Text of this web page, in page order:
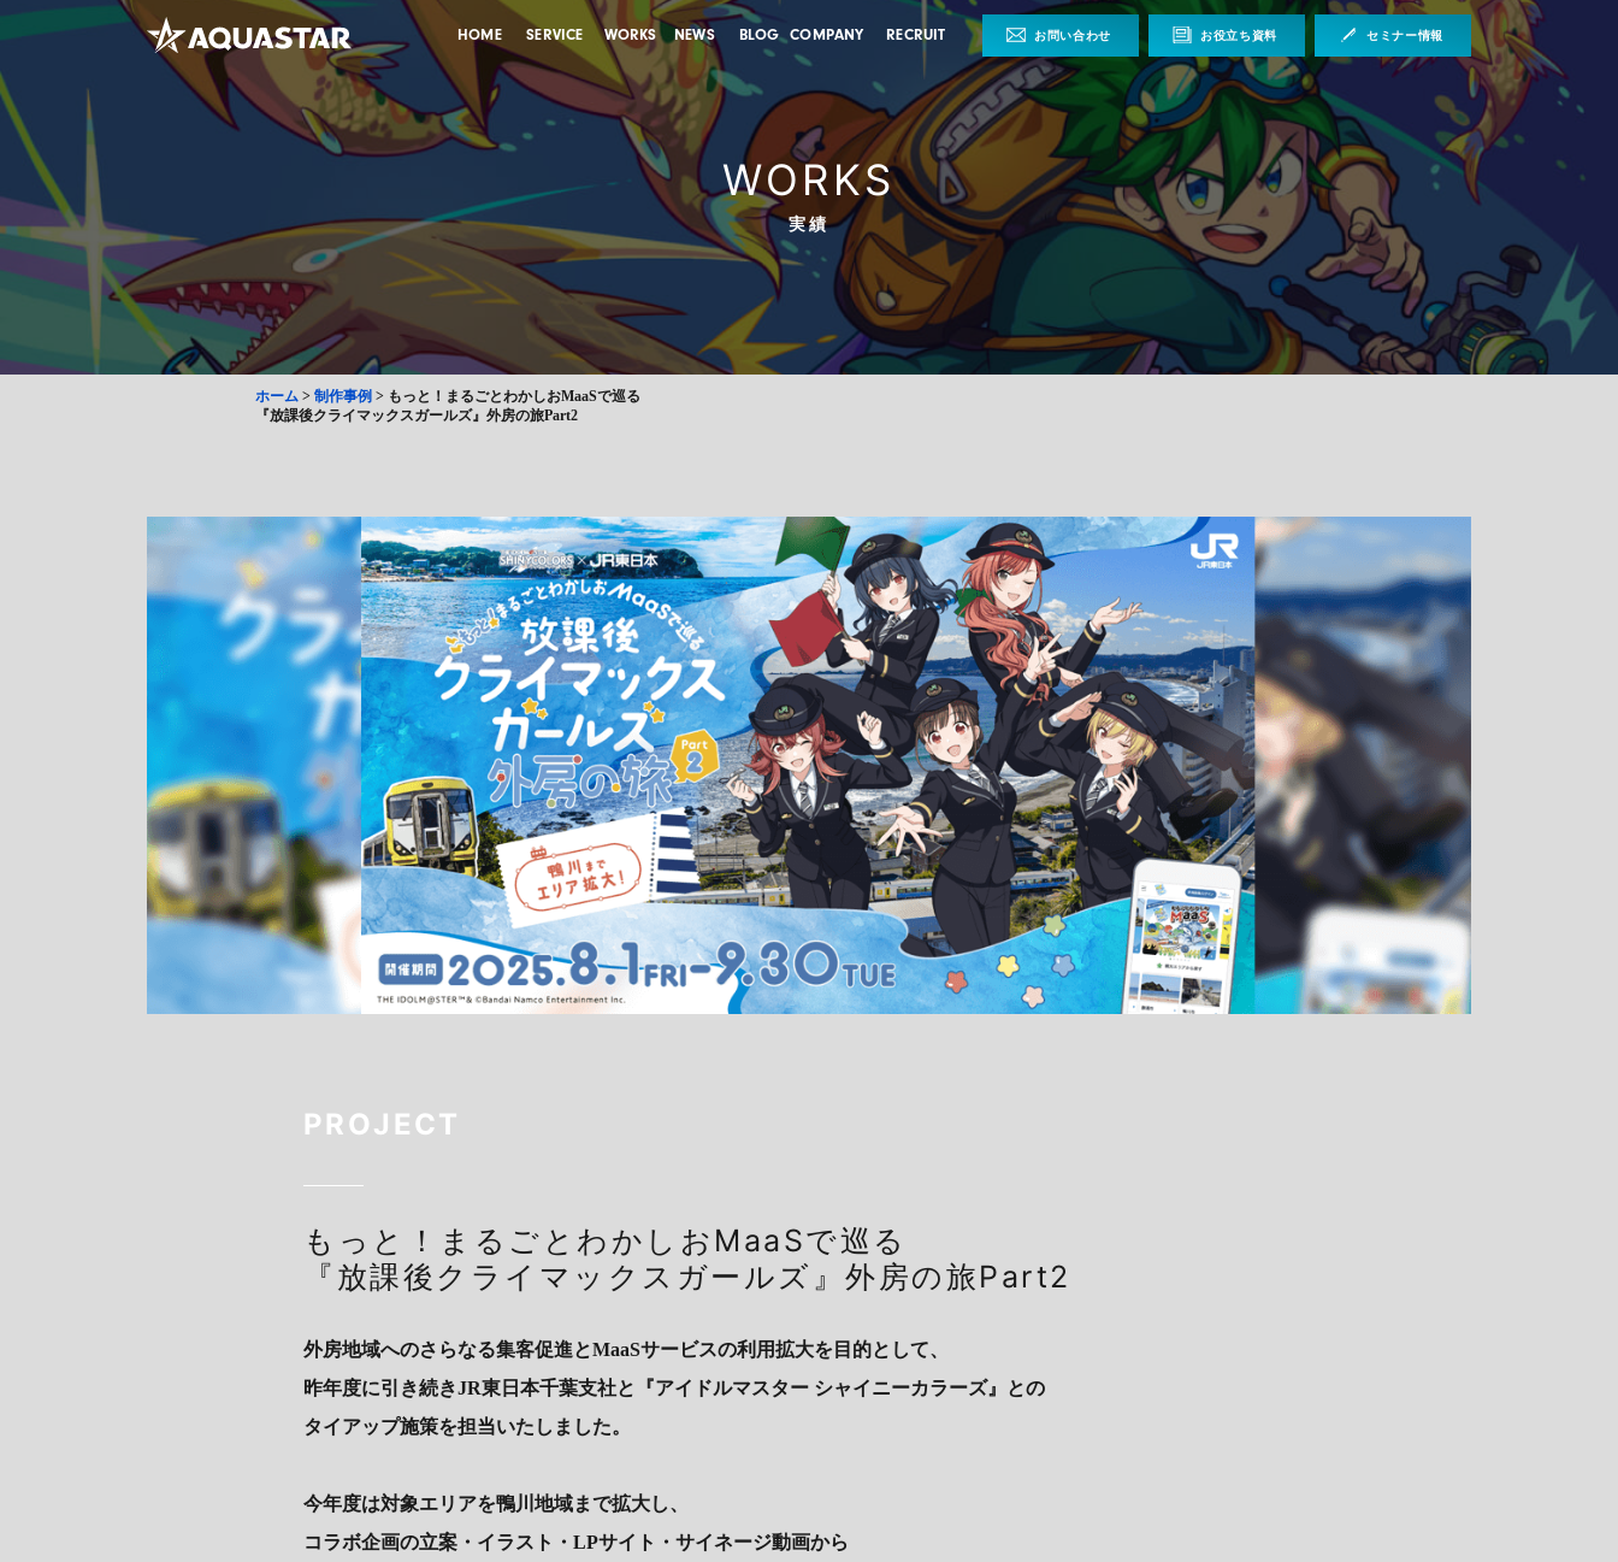
HOME SERVICE WORKS NEWS BLOG COMPANY RECRUIT お問い合わせ お役立ち資料 セミナー情報
WORKS
実績
ホーム > 制作事例 > もっと！まるごとわかしおMaaSで巡る
『放課後クライマックスガールズ』外房の旅Part2
PROJECT
もっと！まるごとわかしおMaaSで巡る
『放課後クライマックスガールズ』外房の旅Part2
外房地域へのさらなる集客促進とMaaSサービスの利用拡大を目的として、
昨年度に引き続きJR東日本千葉支社と『アイドルマスター シャイニーカラーズ』との
タイアップ施策を担当いたしました。
今年度は対象エリアを鴨川地域まで拡大し、
コラボ企画の立案・イラスト・LPサイト・サイネージ動画から